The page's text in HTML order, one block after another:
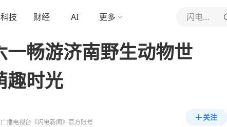
科技 财经 AI 更多 闪电新闻
一畅游济南野生动物世
趣时光
播电视台《闪电新闻》官方账号
关注